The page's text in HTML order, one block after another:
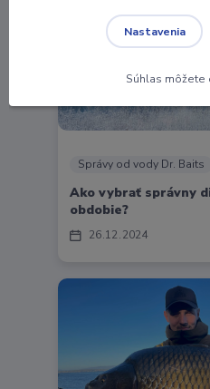
26 12 2024
Správy od vody Dr. Baits
Ako vybrať správny
obdobie?
Nastavenia
Súhlas